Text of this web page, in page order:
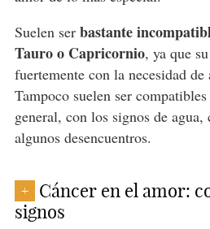
Suelen ser bastante
Tauro o Capricornio, ya que
fuertemente con la necesidad
Tampoco suelen ser
general, con los signos de agua,
algunos desencuentros.
+
Cáncer en el amor:
signos